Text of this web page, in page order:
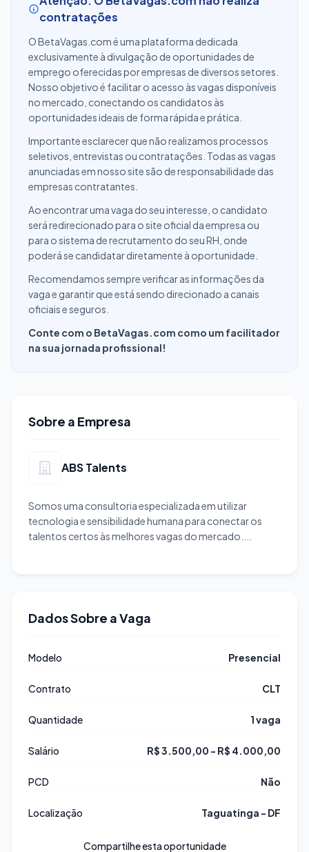
contratações
O BetaVagas.com é uma plataforma dedicada
exclusivamente à divulgação de oportunidades de
emprego oferecidas por empresas de diversos setores.
Nosso objetivo é facilitar o acesso às vagas disponíveis
no mercado, conectando os candidatos às
oportunidades ideais de forma rápida e prática.
Importante esclarecer que não realizamos processos
seletivos, entrevistas ou contratações. Todas as vagas
anunciadas em nosso site são de responsabilidade das
empresas contratantes.
Ao encontrar uma vaga do seu interesse, o candidato
será redirecionado para o site oficial da empresa ou
para o sistema de recrutamento do seu RH, onde
poderá se candidatar diretamente à oportunidade.
Recomendamos sempre verificar as informações da
vaga e garantir que está sendo direcionado a canais
oficiais e seguros.
Conte com o BetaVagas.com como um facilitador
na sua jornada profissional!
Sobre a Empresa
ABS Talents
Somos uma consultoria especializada em utilizar
tecnologia e sensibilidade humana para conectar os
talentos certos às melhores vagas do mercado....
Dados Sobre a Vaga
Modelo Presencial
Contrato CLT
Quantidade 1 vaga
Salário R$ 3.500,00 - R$ 4.000,00
PCD Não
Localização Taguatinga - DF
Compartilhe esta oportunidade